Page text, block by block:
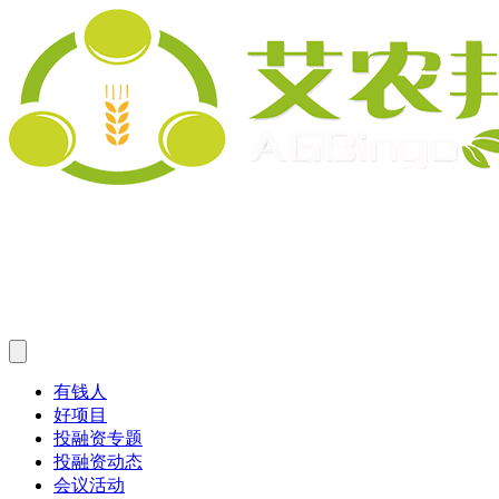
有钱人
好项目
投融资专题
投融资动态
会议活动